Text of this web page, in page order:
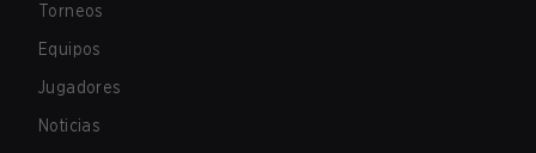
Torneos
Equipos
Jugadores
Noticias